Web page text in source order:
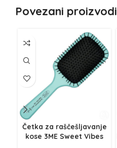
Povezani proizvodi
Četka za raščešljavanje
kose 3ME Sweet Vibes